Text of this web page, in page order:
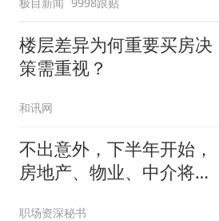
聘，成立调查组全面核查
楼层差异为何重要买房决
策需重视？
和讯网
不出意外，下半年开始，
房地产、物业、中介将迎
职场资深秘书